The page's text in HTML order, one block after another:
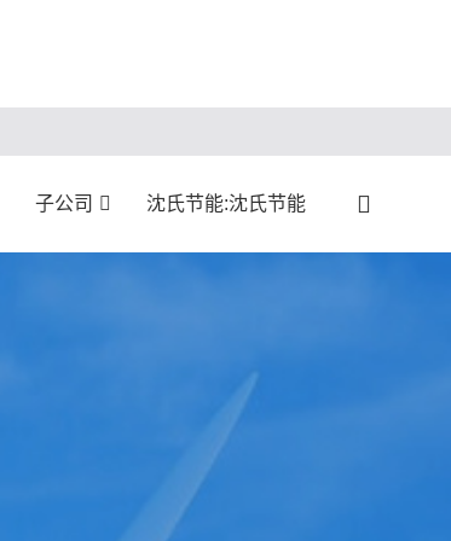
子公司 沈氏节能:沈氏节能